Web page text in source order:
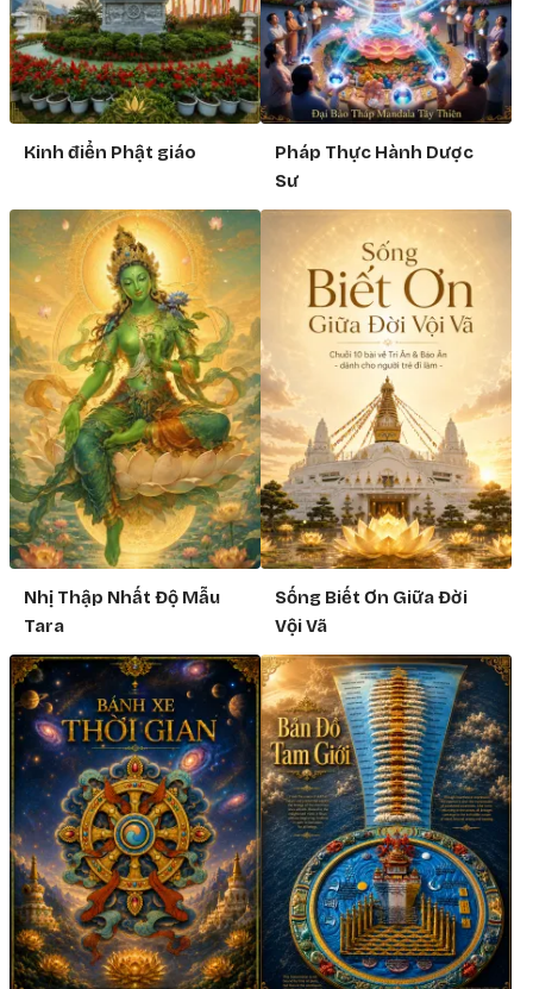
Kinh điển Phật giáo
Pháp Thực Hành Dược
Sư
Nhị Thập Nhất Độ Mẫu
Tara
Sống Biết Ơn Giữa Đời
Vội Vã